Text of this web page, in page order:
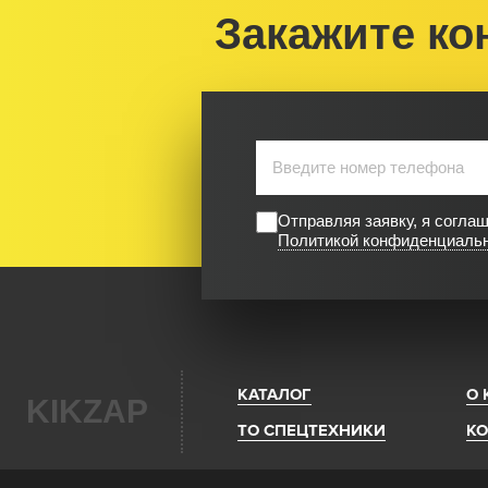
Закажите
Отправляя заявку, я
Политикой
KIKZAP КАТАЛОГ
О
ТО СПЕЦТЕХНИКИ